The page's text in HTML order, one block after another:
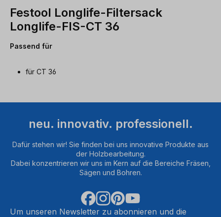
Festool Longlife-Filtersack
Longlife-FIS-CT 36
Passend für
für CT 36
neu. innovativ. professionell.
Dafür stehen wir! Sie finden bei uns innovative Produkte aus
der Holzbearbeitung.
Dabei konzentrieren wir uns im Kern auf die Bereiche Fräsen,
Sägen und Bohren.
Um unseren Newsletter zu abonnieren und die